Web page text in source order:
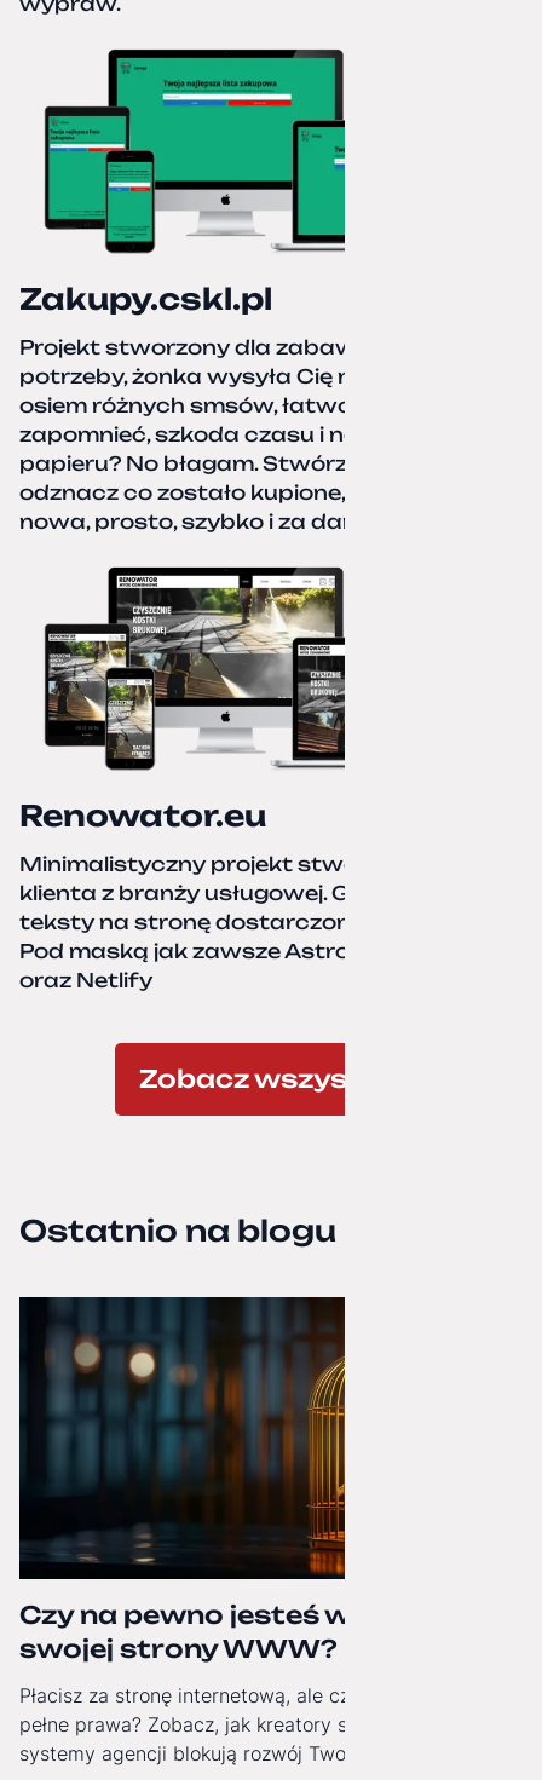
Zakupy.cskl.pl
Projekt stworzony dla zabawy i realnej
potrzeby, żonka wysyła Cię na zakupy,
osiem różnych smsów, łatwo coś pominać,
zapomnieć, szkoda czasu i nerwów. Kartka
papieru? No błagam. Stwórz listę zakupów,
odznacz co zostało kupione, zacznij od
nowa, prosto, szybko i za darmo.
Renowator.eu
Minimalistyczny projekt stworzony dla
klienta z branży usługowej. Grafiki oraz
teksty na stronę dostarczone przez klienta.
Pod maską jak zawsze Astro, TailwindCSS,
oraz Netlify
Zobacz wszystkie
Ostatnio na blogu
Czy na pewno jesteś właścicielem
swojej strony WWW?
Płacisz za stronę internetową, ale czy masz do niej
pełne prawa? Zobacz, jak kreatory stron i zamknięte
systemy agencji blokują rozwój Twojej firmy i jak